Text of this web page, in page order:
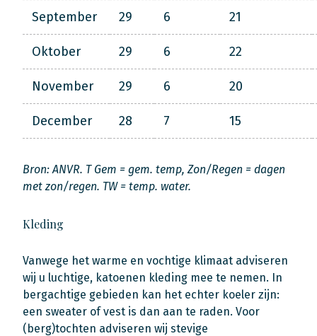
September 29 6 21
Oktober 29 6 22
November 29 6 20
December 28 7 15
Bron: ANVR. T Gem = gem. temp, Zon/Regen = dagen
met zon/regen. TW = temp. water.
Kleding
Vanwege het warme en vochtige klimaat adviseren
wij u luchtige, katoenen kleding mee te nemen. In
bergachtige gebieden kan het echter koeler zijn:
een sweater of vest is dan aan te raden. Voor
(berg)tochten adviseren wij stevige